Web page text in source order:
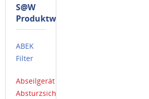
S@W
Produktwelt
ABEK
Filter
Abseilgerät
Absturzsicherung